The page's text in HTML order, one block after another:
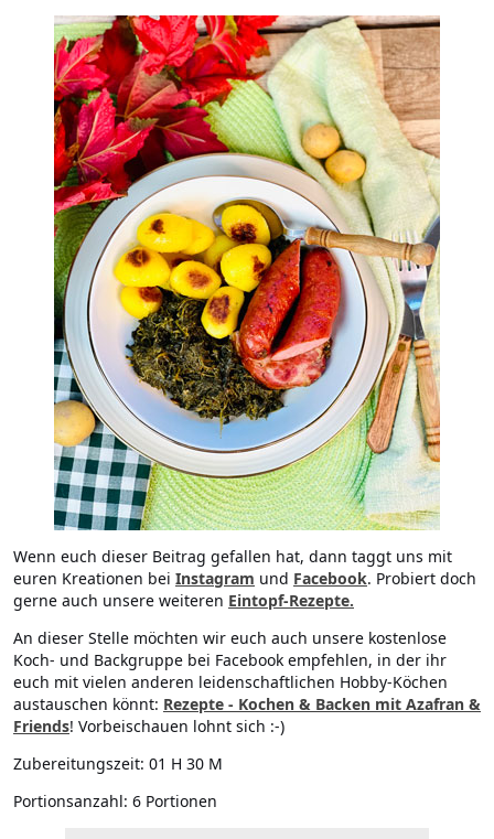
Wenn euch dieser Beitrag gefallen hat, dann taggt uns mit
euren Kreationen bei Instagram und Facebook. Probiert doch
gerne auch unsere weiteren Eintopf-Rezepte.
An dieser Stelle möchten wir euch auch unsere kostenlose
Koch- und Backgruppe bei Facebook empfehlen, in der ihr
euch mit vielen anderen leidenschaftlichen Hobby-Köchen
austauschen könnt: Rezepte - Kochen & Backen mit Azafran &
Friends! Vorbeischauen lohnt sich :-)
Zubereitungszeit: 01 H 30 M
Portionsanzahl: 6 Portionen